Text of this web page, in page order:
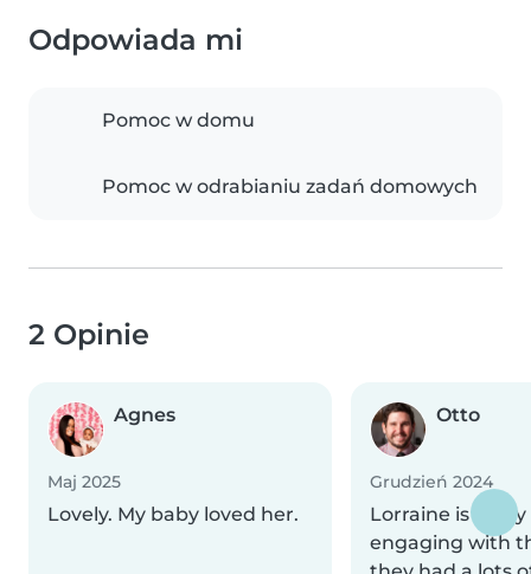
Odpowiada mi
Pomoc w domu
Pomoc w odrabianiu zadań domowych
2 Opinie
Agnes
Maj 2025
Lovely. My baby loved her.
Otto
Grudzień 2024
Lorraine is
engaging with